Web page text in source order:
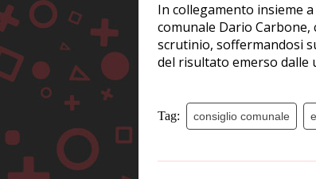
In collegamento insieme
comunale Dario Carbone,
scrutinio, soffermandosi
del risultato emerso dalle
Tag: consiglio comunale